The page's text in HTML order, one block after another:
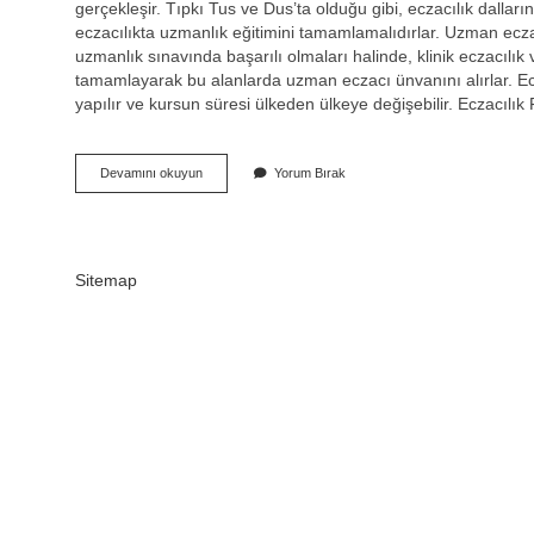
gerçekleşir. Tıpkı Tus ve Dus’ta olduğu gibi, eczacılık
eczacılıkta uzmanlık eğitimini tamamlamalıdırlar. Uzman
uzmanlık sınavında başarılı olmaları halinde, klinik
tamamlayarak bu alanlarda uzman eczacı ünvanını alırlar.
yapılır ve kursun süresi ülkeden ülkeye değişebilir.
Devamını okuyunUzman
Eczacılık
Yorum Bırak
Sitemap